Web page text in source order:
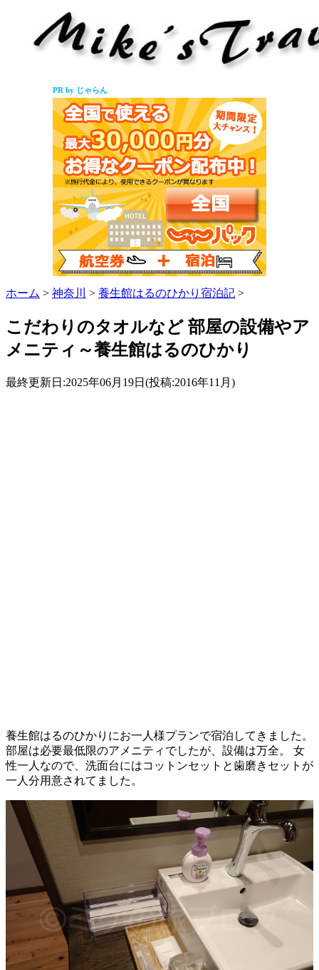
PR by じゃらん
ホーム > 神奈川 > 養生館はるのひかり宿泊記 >
こだわりのタオルなど 部屋の設備やア
メニティ～養生館はるのひかり
最終更新日:2025年06月19日(投稿:2016年11月)
養生館はるのひかりにお一人様プランで宿泊してきました。
部屋は必要最低限のアメニティでしたが、設備は万全。 女
性一人なので、洗面台にはコットンセットと歯磨きセットが
一人分用意されてました。